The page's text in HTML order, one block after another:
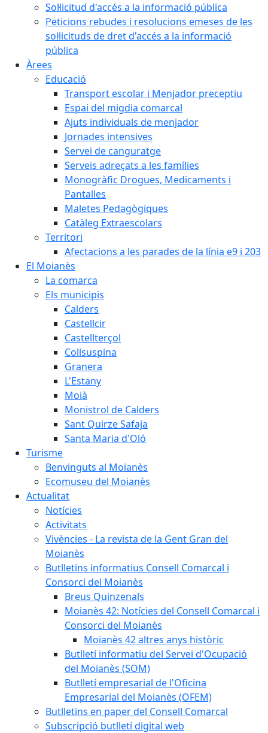
Sol·licitud d'accés a la informació pública
Peticions rebudes i resolucions emeses de les
sol·licituds de dret d'accés a la informació
pública
Àrees
Educació
Transport escolar i Menjador preceptiu
Espai del migdia comarcal
Ajuts individuals de menjador
Jornades intensives
Servei de canguratge
Serveis adreçats a les famílies
Monogràfic Drogues, Medicaments i
Pantalles
Maletes Pedagògiques
Catàleg Extraescolars
Territori
Afectacions a les parades de la línia e9 i 203
El Moianès
La comarca
Els municipis
Calders
Castellcir
Castellterçol
Collsuspina
Granera
L'Estany
Moià
Monistrol de Calders
Sant Quirze Safaja
Santa Maria d'Oló
Turisme
Benvinguts al Moianès
Ecomuseu del Moianès
Actualitat
Notícies
Activitats
Vivències - La revista de la Gent Gran del
Moianès
Butlletins informatius Consell Comarcal i
Consorci del Moianès
Breus Quinzenals
Moianès 42: Notícies del Consell Comarcal i
Consorci del Moianès
Moianès 42 altres anys històric
Butlletí informatiu del Servei d'Ocupació
del Moianès (SOM)
Butlletí empresarial de l'Oficina
Empresarial del Moianès (OFEM)
Butlletins en paper del Consell Comarcal
Subscripció butlletí digital web